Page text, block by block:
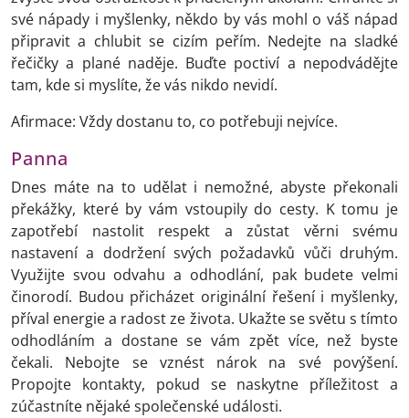
své nápady i myšlenky, někdo by vás mohl o váš nápad
připravit a chlubit se cizím peřím. Nedejte na sladké
řečičky a plané naděje. Buďte poctiví a nepodvádějte
tam, kde si myslíte, že vás nikdo nevidí.
Afirmace: Vždy dostanu to, co potřebuji nejvíce.
Panna
Dnes máte na to udělat i nemožné, abyste překonali
překážky, které by vám vstoupily do cesty. K tomu je
zapotřebí nastolit respekt a zůstat věrni svému
nastavení a dodržení svých požadavků vůči druhým.
Využijte svou odvahu a odhodlání, pak budete velmi
činorodí. Budou přicházet originální řešení i myšlenky,
příval energie a radost ze života. Ukažte se světu s tímto
odhodláním a dostane se vám zpět více, než byste
čekali. Nebojte se vznést nárok na své povýšení.
Propojte kontakty, pokud se naskytne příležitost a
zúčastníte nějaké společenské události.